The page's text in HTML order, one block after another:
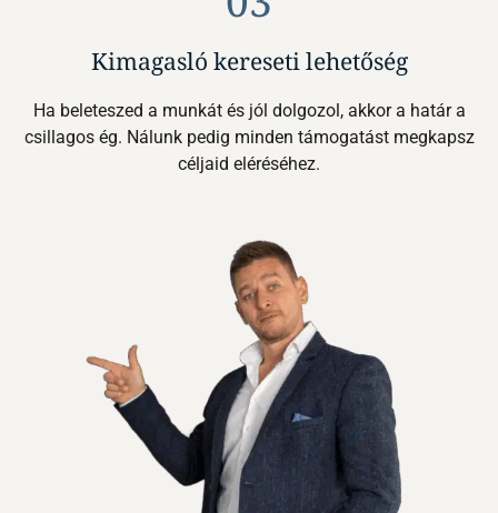
Kimagasló kereseti lehetőség
Ha beleteszed a munkát és jól dolgozol, akkor a határ a
csillagos ég. Nálunk pedig minden támogatást megkapsz
céljaid eléréséhez.